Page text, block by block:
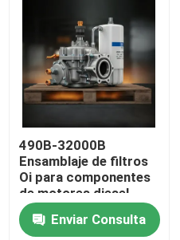
490B-32000B
Ensamblaje de filtros
Oi para componentes
de motores diesel
Xinchai 490BT 495BT
Enviar Consulta